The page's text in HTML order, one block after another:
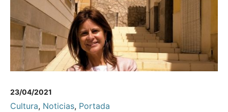
23/04/2021
Cultura, Noticias, Portada